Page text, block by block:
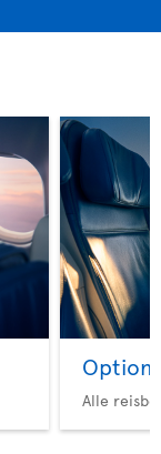
Option
Alle